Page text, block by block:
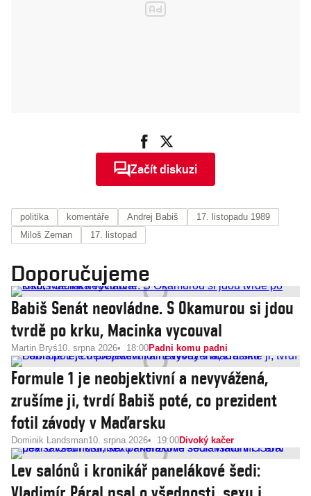
Začít diskuzi
politika komentáře Andrej Babiš
17. listopadu 1989
Miloš Zeman
17. listopad
Doporučujeme
Babiš Senát neovládne. S Okamurou si jdou
tvrdě po krku, Macinka vycouval
Martin Bryś10. srpna 2026 18:00Padni komu padni
Formule 1 je neobjektivní a nevyvážená,
zrušíme ji, tvrdí Babiš poté, co prezident
fotil závody v Maďarsku
Dominik Landsman10. srpna 2026 19:00Divoký kačer
Lev salónů i kronikář panelákové šedi: